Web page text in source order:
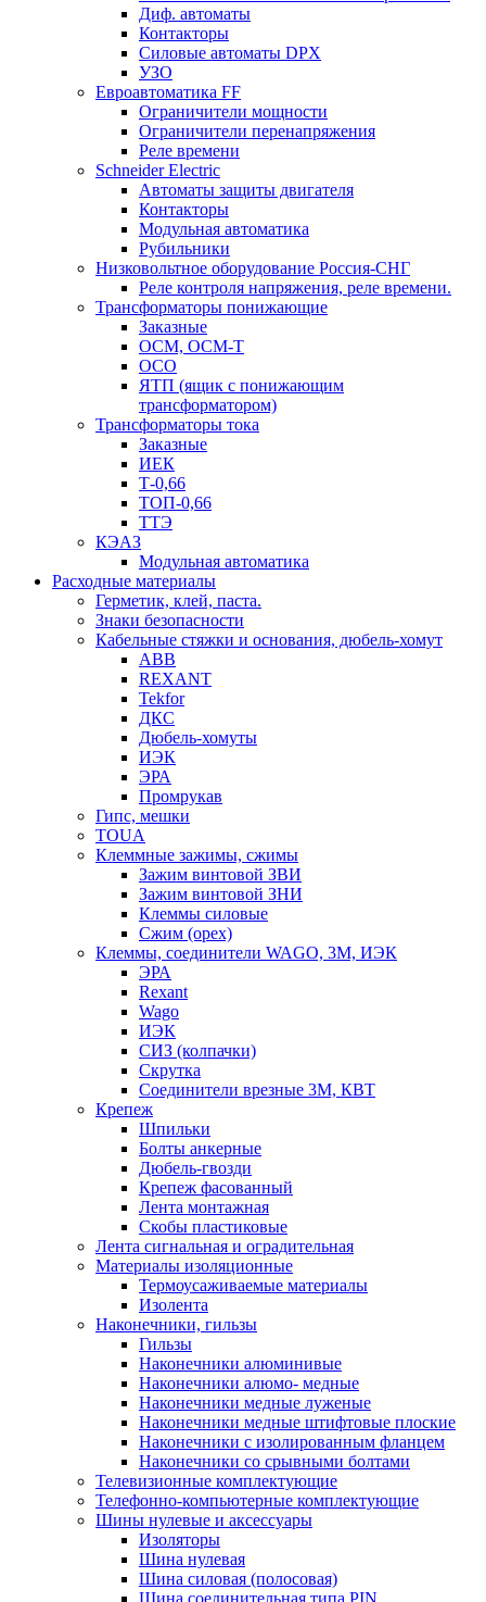
Диф. автоматы
Контакторы
Силовые автоматы DPX
УЗО
Евроавтоматика FF
Ограничители мощности
Ограничители перенапряжения
Реле времени
Schneider Electric
Автоматы защиты двигателя
Контакторы
Модульная автоматика
Рубильники
Низковольтное оборудование Россия-СНГ
Реле контроля напряжения, реле времени.
Трансформаторы понижающие
Заказные
ОСМ, ОСМ-Т
ОСО
ЯТП (ящик с понижающим
трансформатором)
Трансформаторы тока
Заказные
ИЕК
Т-0,66
ТОП-0,66
ТТЭ
КЭАЗ
Модульная автоматика
Расходные материалы
Герметик, клей, паста.
Знаки безопасности
Кабельные стяжки и основания, дюбель-хомут
ABB
REXANT
Tekfor
ДКС
Дюбель-хомуты
ИЭК
ЭРА
Промрукав
Гипс, мешки
TOUA
Клеммные зажимы, сжимы
Зажим винтовой ЗВИ
Зажим винтовой ЗНИ
Клеммы силовые
Сжим (орех)
Клеммы, соединители WAGO, 3M, ИЭК
ЭРА
Rexant
Wago
ИЭК
СИЗ (колпачки)
Скрутка
Соединители врезные 3M, КВТ
Крепеж
Шпильки
Болты анкерные
Дюбель-гвозди
Крепеж фасованный
Лента монтажная
Скобы пластиковые
Лента сигнальная и оградительная
Материалы изоляционные
Термоусаживаемые матeриалы
Изолента
Наконечники, гильзы
Гильзы
Наконечники алюминивые
Наконечники алюмо- медные
Наконечники медные луженые
Наконечники медные штифтовые плоские
Наконечники с изолированным фланцем
Наконечники со срывными болтами
Телевизионные комплектующие
Телефонно-компьютерные комплектующие
Шины нулевые и аксессуары
Изоляторы
Шина нулевая
Шина силовая (полосовая)
Шина соединительная типа PIN